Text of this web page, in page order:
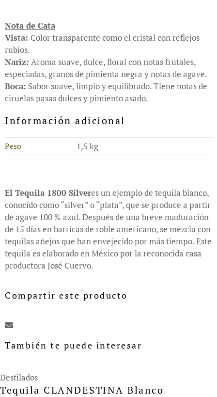
Nota de Cata
Vista: Color transparente como el cristal con reflejos
rubios.
Nariz: Aroma suave, dulce, floral con notas frutales,
especiadas, granos de pimienta negra y notas de agave.
Boca: Sabor suave, limpio y equilibrado. Tiene notas de
ciruelas pasas dulces y pimiento asado.
Información adicional
Peso 1,5 kg
El Tequila 1800 Silveres un ejemplo de tequila blanco,
conocido como “silver” o “plata”, que se produce a partir
de agave 100 % azul. Después de una breve maduración
de 15 días en barricas de roble americano, se mezcla con
tequilas añejos que han envejecido por más tiempo. Este
tequila es elaborado en México por la reconocida casa
productora José Cuervo.
Compartir este producto
También te puede interesar
Destilados
Tequila CLANDESTINA Blanco